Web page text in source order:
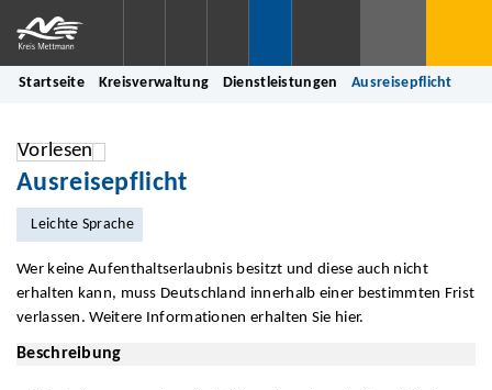
Startseite Kreisverwaltung Dienstleistungen Ausreisepflicht
Vorlesen
Ausreisepflicht
Leichte Sprache
Wer keine Aufenthaltserlaubnis besitzt und diese auch nicht
erhalten kann, muss Deutschland innerhalb einer bestimmten Frist
verlassen. Weitere Informationen erhalten Sie hier.
Beschreibung